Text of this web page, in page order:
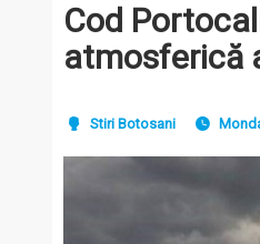
Cod
atmosferică
Stiri Botosani